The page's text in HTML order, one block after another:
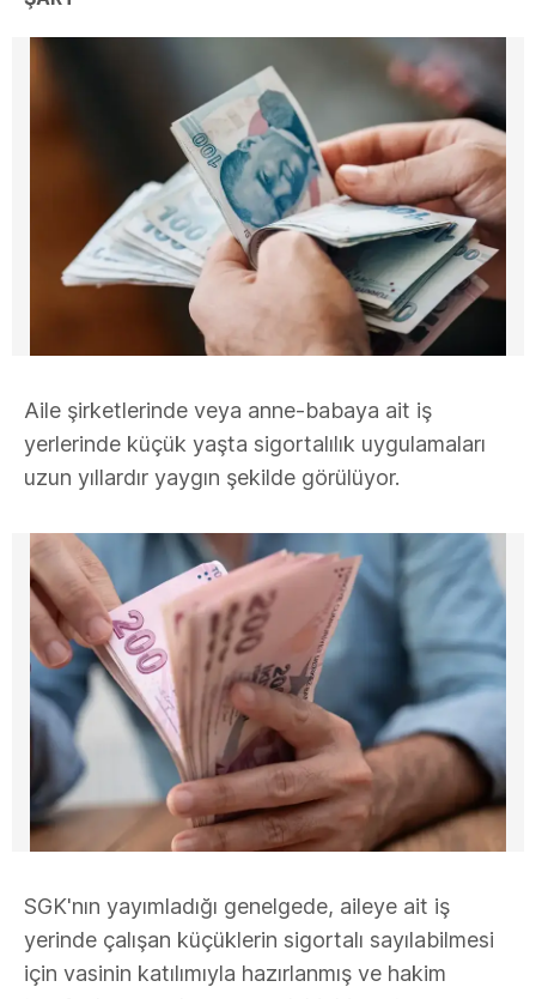
Aile şirketlerinde veya anne-babaya ait iş
yerlerinde küçük yaşta sigortalılık uygulamaları
uzun yıllardır yaygın şekilde görülüyor.
SGK'nın yayımladığı genelgede, aileye ait iş
yerinde çalışan küçüklerin sigortalı sayılabilmesi
için vasinin katılımıyla hazırlanmış ve hakim